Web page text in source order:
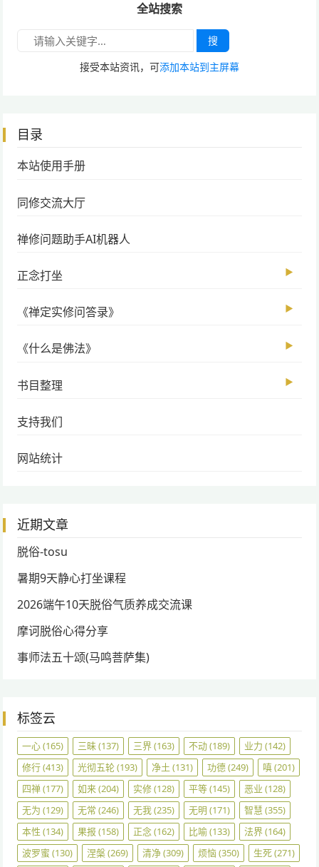
全站搜索
搜
接受本站资讯，可添加本站到主屏幕
目录
本站使用手册
同修交流大厅
禅修问题助手AI机器人
正念打坐 ▶
《禅定实修问答录》 ▶
《什么是佛法》 ▶
书目整理 ▶
支持我们
网站统计
近期文章
脱俗-tosu
暑期9天静心打坐课程
2026端午10天脱俗气质养成交流课
摩诃脱俗心得分享
事师法五十颂(马鸣菩萨集)
标签云
一心(165) 三昧(137) 三界(163) 不动(189) 业力 (142)
修行(413) 光彻五轮(193) 净土 (131) 功德(249) 嗔(201)
四禅(177) 如来(204) 实修(128) 平等(145) 恶业 (128)
无为 (129) 无常 (246) 无我(235) 无明 (171) 智慧 (355)
本性 (134) 果报 (158) 正念(162) 比喻(133) 法界(164)
波罗蜜 (130) 涅槃(269) 清净(309) 烦恼(350) 生死(271)